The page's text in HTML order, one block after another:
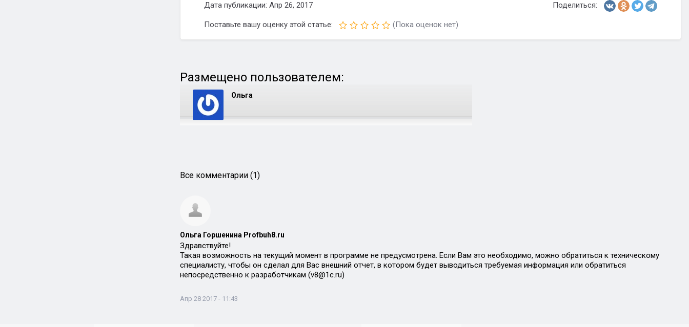
Дата публикации: Апр 26, 2017 Поделиться:
Поставьте вашу оценку этой статье: (Пока оценок нет)
Размещено пользователем:
Ольга
Все комментарии (1)
Ольга Горшенина Profbuh8.ru
Здравствуйте!
Такая возможность на текущий момент в программе не предусмотрена. Если Вам это необходимо, можно обратиться к техническому
специалисту, чтобы он сделал для Вас внешний отчет, в котором будет выводиться требуемая информация или обратиться
непосредственно к разработчикам (v8@1c.ru)
Апр 28 2017 - 11:43